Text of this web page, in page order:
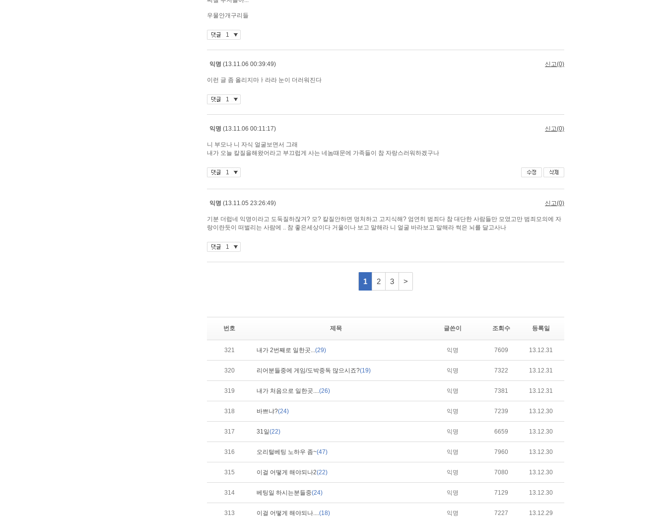
번호 제목 글쓴이 조회수 등록일
321 내가 2번째로 일한곳...(29) 익명 7609 13.12.31
320 리어분들중에 게임/도박중독 많으시죠?(19) 익명 7322 13.12.31
319 내가 처음으로 일한곳....(26) 익명 7381 13.12.31
318 바쁘냐?(24) 익명 7239 13.12.30
317 31일(22) 익명 6659 13.12.30
316 오리털베팅 노하우 좀~(47) 익명 7960 13.12.30
315 이걸 어떻게 해야되나2(22) 익명 7080 13.12.30
314 베팅일 하시는분들중(24) 익명 7129 13.12.30
313 이걸 어떻게 해야되나....(18) 익명 7227 13.12.29